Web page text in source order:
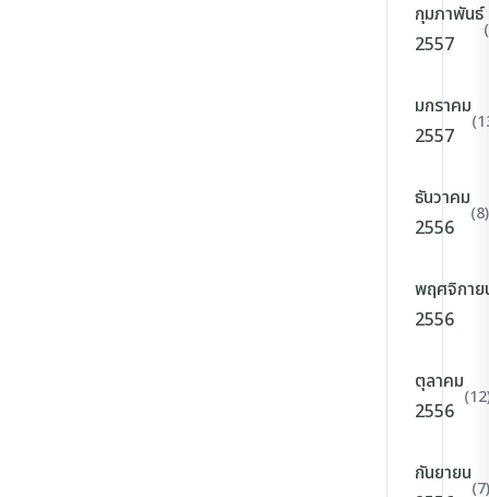
กุมภาพันธ์
2557
มกราคม
2557
ธันวาคม
2556
(8)
พฤศจิกาย
2556
ตุลาคม
2556
กันยายน
(7)